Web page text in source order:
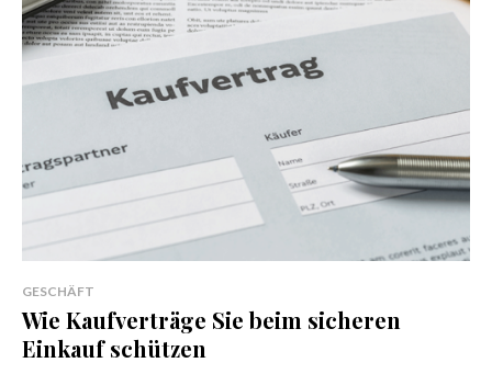
GESCHÄFT
Wie Kaufverträge Sie beim sicheren
Einkauf schützen